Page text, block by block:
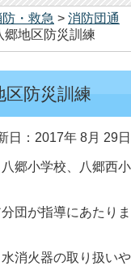
・救急 > 消防団通
地区防災訓練
防災訓練
日：2017年 8月 29日
郷小学校、八郷西小
団が指導にあたりま
消火器の取り扱いや